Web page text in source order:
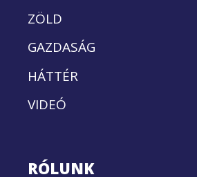
ZÖLD
GAZDASÁG
HÁTTÉR
VIDEÓ
RÓLUNK